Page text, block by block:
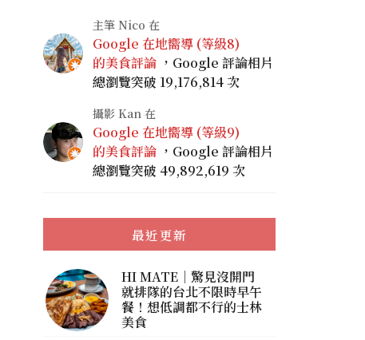
主筆 Nico 在
Google 在地嚮導 (等級8)
的美食評論 ，Google 評論相片
總瀏覽突破 19,176,814 次
攝影 Kan 在
Google 在地嚮導 (等級9)
的美食評論 ，Google 評論相片
總瀏覽突破 49,892,619 次
最近更新
HI MATE｜驚見沒開門
就排隊的台北不限時早午
餐！想低調都不行的士林
美食